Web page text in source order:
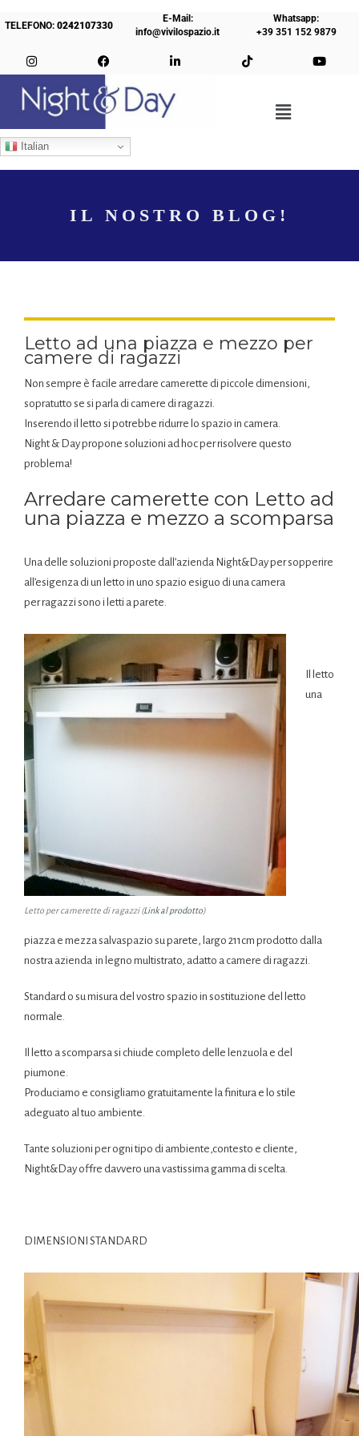
TELEFONO:0242107330
E-Mail:
info@vivilospazio.it
Whatsapp:
+39 351 152 9879
Italian
IL NOSTRO BLOG!
Letto ad una piazza e mezzo per
camere di ragazzi
Non sempre è facile arredare camerette di piccole dimensioni,
sopratutto se si parla di camere di ragazzi.
Inserendo il letto si potrebbe ridurre lo spazio in camera.
Night & Day propone soluzioni ad hoc per risolvere questo
problema!
Arredare camerette con Letto ad
una piazza e mezzo a scomparsa
Una delle soluzioni proposte dall’azienda Night&Day per sopperire
all’esigenza di un letto in uno spazio esiguo di una camera
per ragazzi sono i letti a parete.
Letto per camerette di ragazzi (Link al prodotto)
Il letto
una
piazza e mezza salvaspazio su parete, largo 211cm prodotto dalla
nostra azienda in legno multistrato, adatto a camere di ragazzi.
Standard o su misura del vostro spazio in sostituzione del letto
normale.
Il letto a scomparsa si chiude completo delle lenzuola e del
piumone.
Produciamo e consigliamo gratuitamente la finitura e lo stile
adeguato al tuo ambiente.
Tante soluzioni per ogni tipo di ambiente,contesto e cliente,
Night&Day offre davvero una vastissima gamma di scelta.
DIMENSIONI STANDARD